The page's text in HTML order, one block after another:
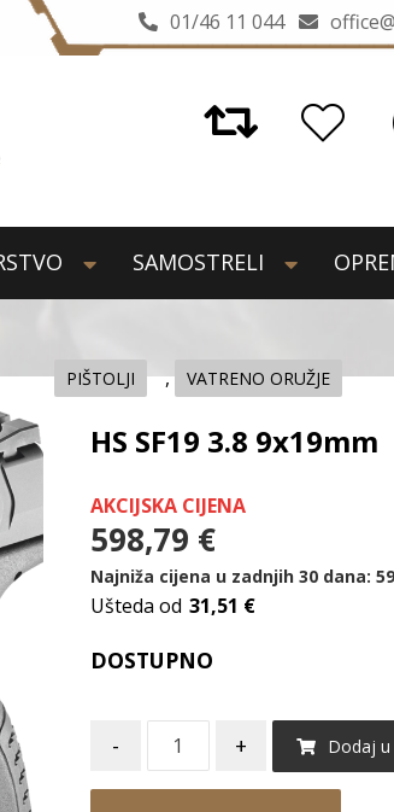
01/46 11 044
SAMOSTRELI
PIŠTOLJI , VATRENO ORUŽJE
HS SF19 3.8 9x19mm
AKCIJSKA CIJENA
598,79 €
Najniža cijena u zadnjih 30 dana:
Ušteda od 31,51 €
DOSTUPNO
- + Dodaj